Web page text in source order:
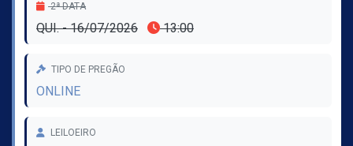
2ª DATA
QUI. - 16/07/2026 13:00
TIPO DE PREGÃO
ONLINE
LEILOEIRO